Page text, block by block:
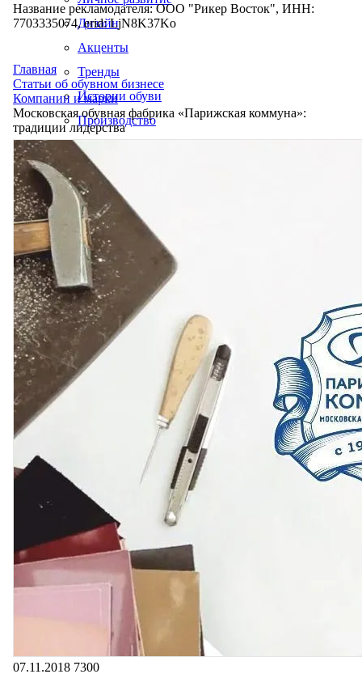
Дизайн
Акценты
Тренды
Истории обуви
Производство
Название рекламодателя: ООО "Рикер Восток", ИНН:
7703335074, erid: LjN8K37Ko
Главная
Статьи об обувном бизнесе
Компании и марки
Московская обувная фабрика «Парижская коммуна»:
традиции лидерства
07.11.2018 7300